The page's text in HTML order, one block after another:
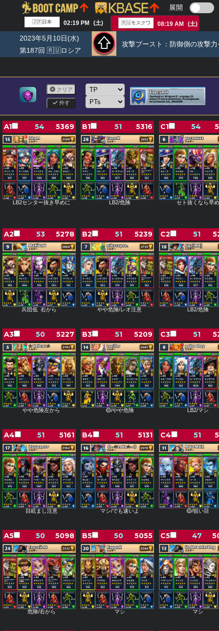
展開
🇯🇵日本 02:19 PM (土) 🇷🇺モスクワ 08:19 AM (土)
2023年5月10日(水)
第187回 🇷🇺ロシア
攻撃ブースト： 防御側の攻撃
クリア
外す
A1 54 5369
LB2センター抜き早めに
B1 51 5316
LB2/危険
C1 54
セト抜くなら早め
A2 53 5278
兵団低 右から
A3 50 5227
やや危険左から
A4 51 5161
目眩まし注意
A5 50 5098
危険/右から
B2 51 5239
やや危険/レオ注意
B3 51 5209
🟡/やや危険
B4 51 5131
マシ/でも速いよ
B5 50 5055
マシ
C2 51
LB2/危険
C3 51
LB2/マシ
C4 51
🟡/狙い目
C5 47
マシ